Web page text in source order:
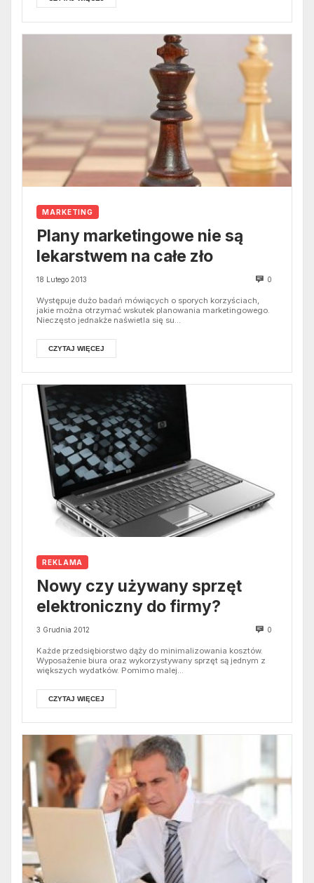
MARKETING
Plany marketingowe nie są
lekarstwem na całe zło
18 Lutego 2013 0
Występuje dużo badań mówiących o sporych korzyściach,
jakie można otrzymać wskutek planowania marketingowego.
Nieczęsto jednakże naświetla się su...
CZYTAJ WIĘCEJ
REKLAMA
Nowy czy używany sprzęt
elektroniczny do firmy?
3 Grudnia 2012 0
Każde przedsiębiorstwo dąży do minimalizowania kosztów.
Wyposażenie biura oraz wykorzystywany sprzęt są jednym z
większych wydatków. Pomimo malej...
CZYTAJ WIĘCEJ